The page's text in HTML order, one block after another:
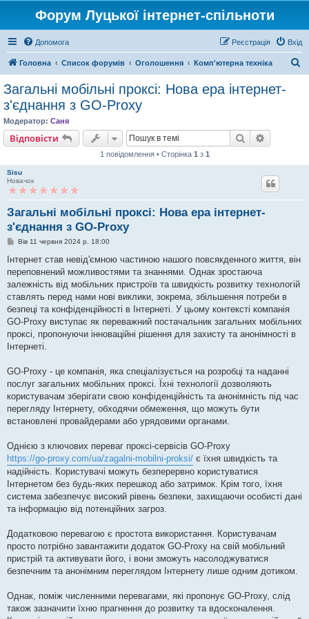
Форум Луцької інтернет-спільноти
Допомога Вхід
Реєстрація
Головна Список форумів Оголошення Комп'ютерна техніка
Загальні мобільні проксі: Нова ера інтернет-
з'єднання з GO-Proxy
Модератор: Саня
Відповісти Пошук
1 повідомлення • Сторінка 1 з 1
Sisu
Новачок
Загальні мобільні проксі: Нова ера інтернет-
з'єднання з GO-Proxy
П
в
д
о
л
е
н
я
Вів 11 червня 2024 р. 18:00
Інтернет став невід'ємною частиною нашого повсякденного життя, він
переповнений можливостями та знаннями. Однак зростаюча
залежність від мобільних пристроїв та швидкість розвитку технологій
ставлять перед нами нові виклики, зокрема, збільшення потреби в
безпеці та конфіденційності в Інтернеті. У цьому контексті компанія
GO-Proxy виступає як переважний постачальник загальних мобільних
проксі, пропонуючи інноваційні рішення для захисту та анонімності в
Інтернеті.
GO-Proxy - це компанія, яка спеціалізується на розробці та наданні
послуг загальних мобільних проксі. Їхні технології дозволяють
користувачам зберігати свою конфіденційність та анонімність під час
перегляду Інтернету, обходячи обмеження, що можуть бути
встановлені провайдерами або урядовими органами.
Однією з ключових переваг проксі-сервісів GO-Proxy
https://go-proxy.com/ua/zagalni-mobilni-proksi/ є їхня швидкість та
надійність. Користувачі можуть безперервно користуватися
Інтернетом без будь-яких перешкод або затримок. Крім того, їхня
система забезпечує високий рівень безпеки, захищаючи особисті дані
та інформацію від потенційних загроз.
Додатковою перевагою є простота використання. Користувачам
просто потрібно завантажити додаток GO-Proxy на свій мобільний
пристрій та активувати його, і вони зможуть насолоджуватися
безпечним та анонімним переглядом Інтернету лише одним дотиком.
Однак, поміж численними перевагами, які пропонує GO-Proxy, слід
також зазначити їхню прагнення до розвитку та вдосконалення.